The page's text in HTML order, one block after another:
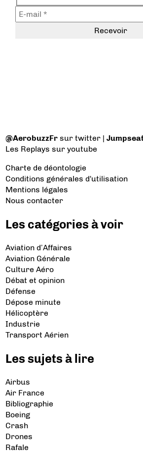
@AerobuzzFr sur twitter |
Les Replays sur youtube
Charte de déontologie
Conditions générales d'utilisation
Mentions légales
Nous contacter
Les catégories à voir
Aviation d’Affaires
Aviation Générale
Culture Aéro
Débat et opinion
Défense
Dépose minute
Hélicoptère
Industrie
Transport Aérien
Les sujets à lire
Airbus
Air France
Bibliographie
Boeing
Crash
Drones
Rafale